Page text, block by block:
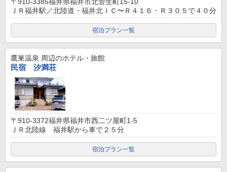
ＪＲ福井駅／北陸道・福井北ＩＣ〜Ｒ４１６・Ｒ３０５で４０分
宿泊プラン一覧
鷹巣温泉 周辺のホテル・旅館
民宿 汐満荘
〒910-3372福井県福井市西二ツ屋町1-5
ＪＲ北陸線 福井駅から車で２５分
宿泊プラン一覧